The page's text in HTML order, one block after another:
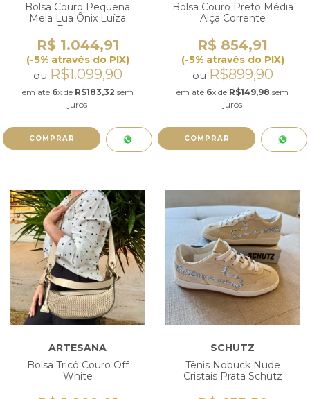
Bolsa Couro Pequena
Meia Lua Ônix Luíza
Barcelos
R$ 1.044,91
(-5% através do PIX)
ou R$1.099,90
em até 6x de R$183,32 sem
juros
Bolsa Couro Preto Média
Alça Corrente
R$ 854,91
(-5% através do PIX)
ou R$899,90
em até 6x de R$149,98 sem
juros
ARTESANA
Bolsa Tricô Couro Off
White
SCHUTZ
Tênis Nobuck Nude
Cristais Prata Schutz